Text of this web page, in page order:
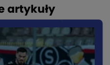
artykuły